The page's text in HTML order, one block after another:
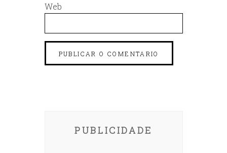
Web
PUBLICIDADE